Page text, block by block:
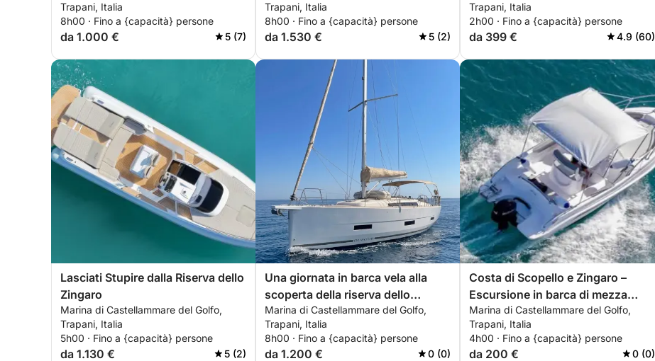
Trapani, Italia
8h00 · Fino a {capacità} persone
da 1.000 € 5 (7)
Trapani, Italia
8h00 · Fino a {capacità} persone
da 1.530 € 5 (2)
Trapani, Italia
2h00 · Fino a {capacità} persone
da 399 € 4.9 (60)
Lasciati Stupire dalla Riserva dello
Zingaro
Marina di Castellammare del Golfo,
Trapani, Italia
5h00 · Fino a {capacità} persone
da 1.130 € 5 (2)
Una giornata in barca vela alla
scoperta della riserva dello
zingaro e dei faraglioni di scopello
Marina di Castellammare del Golfo,
Trapani, Italia
8h00 · Fino a {capacità} persone
da 1.200 € 0 (0)
Costa di Scopello e Zingaro –
Escursione in barca di mezza
giornata
Marina di Castellammare del Golfo,
Trapani, Italia
4h00 · Fino a {capacità} persone
da 200 € 0 (0)